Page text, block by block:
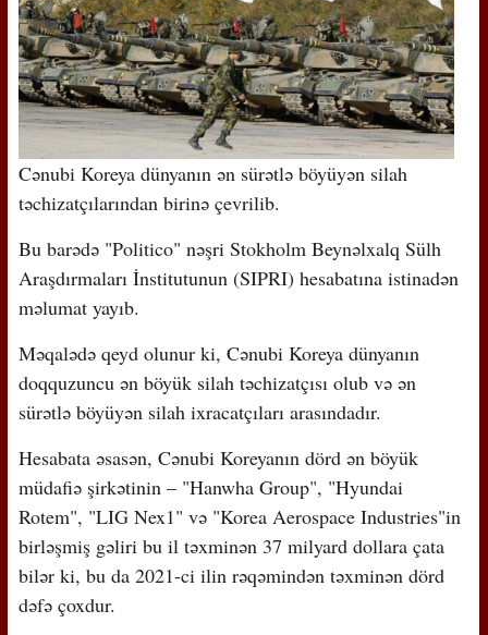
Cənubi Koreya dünyanın ən sürətlə böyüyən silah
təchizatçılarından birinə çevrilib.
Bu barədə "Politico" nəşri Stokholm Beynəlxalq Sülh
Araşdırmaları İnstitutunun (SIPRI) hesabatına istinadən
məlumat yayıb.
Məqalədə qeyd olunur ki, Cənubi Koreya dünyanın
doqquzuncu ən böyük silah təchizatçısı olub və ən
sürətlə böyüyən silah ixracatçıları arasındadır.
Hesabata əsasən, Cənubi Koreyanın dörd ən böyük
müdafiə şirkətinin – "Hanwha Group", "Hyundai
Rotem", "LIG Nex1" və "Korea Aerospace Industries"in
birləşmiş gəliri bu il təxminən 37 milyard dollara çata
bilər ki, bu da 2021-ci ilin rəqəmindən təxminən dörd
dəfə çoxdur.